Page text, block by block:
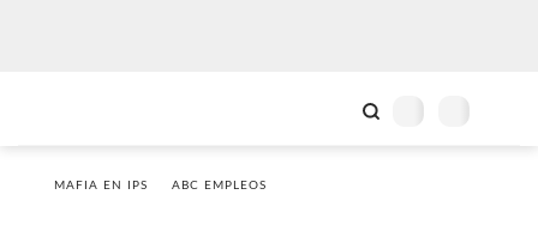
MAFIA EN IPS ABC EMPLEOS